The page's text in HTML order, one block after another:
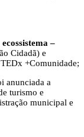
–
Cidadã) e
+Comunidade;
anunciada a
turismo e
municipal e